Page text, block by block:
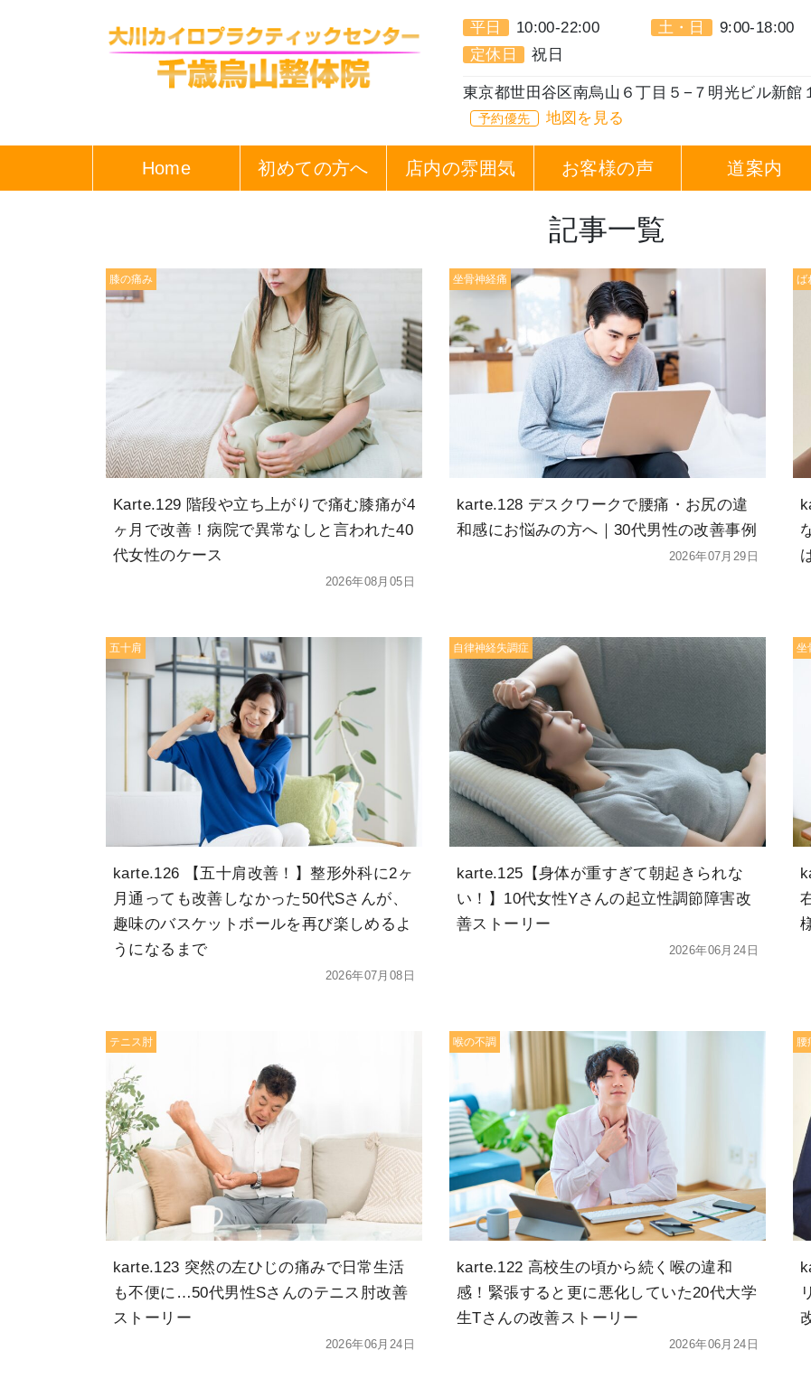
平日 10:00-22:00 土・日
9:00-18:00
定休日
祝日
東京都世田谷区南烏山６丁目５−７明光ビル新館
予約優先 地図を見る
Home 初めての方へ 店内の雰囲気 お客様の声 道案内
記事一覧
膝の痛み
Karte.129 階段や立ち上がりで痛む膝痛が4
ヶ月で改善！病院で異常なしと言われた40
代女性のケース
2026年08月05日
坐骨神経痛
karte.128 デスクワークで腰痛・お尻の違
和感にお悩みの方へ｜30代男性の改善事例
2026年07月29日
ば
五十肩
karte.126 【五十肩改善！】整形外科に2ヶ
月通っても改善しなかった50代Sさんが、
趣味のバスケットボールを再び楽しめるよ
うになるまで
2026年07月08日
自律神経失調症
karte.125【身体が重すぎて朝起きられな
い！】10代女性Yさんの起立性調節障害改
善ストーリー
2026年06月24日
坐
テニス肘
karte.123 突然の左ひじの痛みで日常生活
も不便に…50代男性Sさんのテニス肘改善
ストーリー
2026年06月24日
喉の不調
karte.122 高校生の頃から続く喉の違和
感！緊張すると更に悪化していた20代大学
生Tさんの改善ストーリー
2026年06月24日
腰